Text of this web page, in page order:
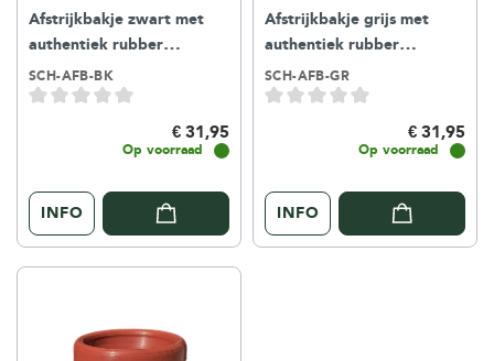
Afstrijkbakje zwart met
authentiek rubber
scheermes cleaner
SCH-AFB-BK
€ 31,95
Op voorraad
INFO
Afstrijkbakje grijs met
authentiek rubber
scheermes cleaner
SCH-AFB-GR
€ 31,95
Op voorraad
INFO